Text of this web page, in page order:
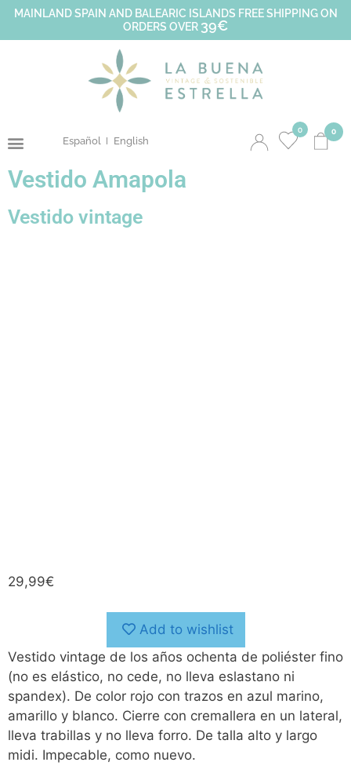
MAINLAND SPAIN AND BALEARIC ISLANDS FREE SHIPPING ON
ORDERS OVER 39€
Español English
0 0
Vestido Amapola
Vestido vintage
29,99€
Add to wishlist
Vestido vintage de los años ochenta de poliéster fino
(no es elástico, no cede, no lleva eslastano ni
spandex). De color rojo con trazos en azul marino,
amarillo y blanco. Cierre con cremallera en un lateral,
lleva trabillas y no lleva forro. De talla alto y largo
midi. Impecable, como nuevo.